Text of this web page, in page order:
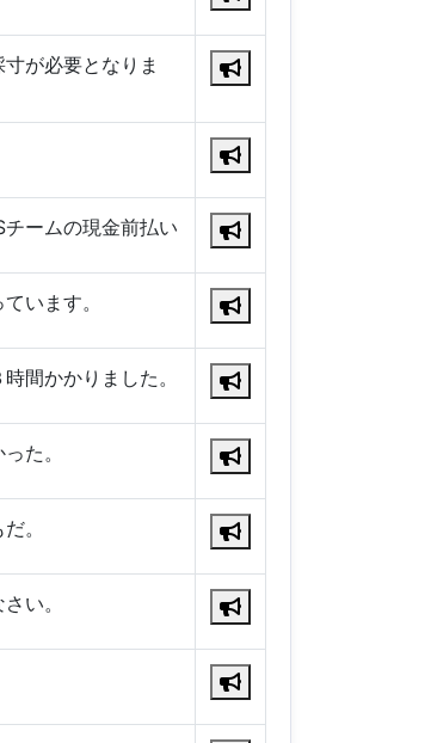
が必要となりま
ームの現金前払い
います。
間かかりました。
た。
。
い。